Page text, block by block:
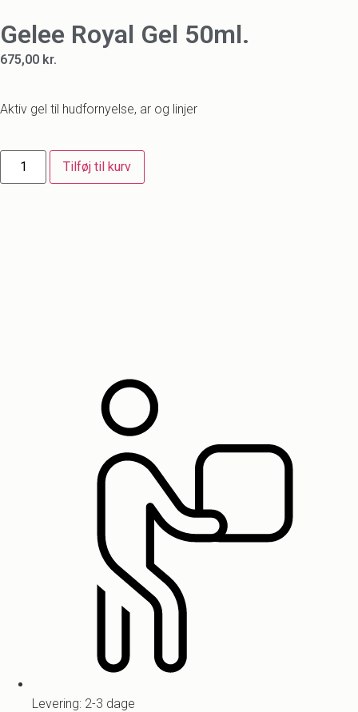
Gelee Royal Gel 50ml.
675,00 kr.
Aktiv gel til hudfornyelse, ar og linjer
Tilføj til kurv
Levering: 2-3 dage